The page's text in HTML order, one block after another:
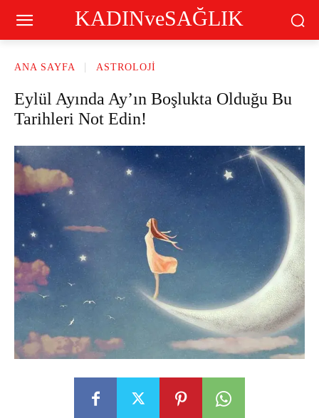
KADINveSAĞLIK
ANA SAYFA ASTROLOJI
Eylül Ayında Ay’ın Boşlukta Olduğu Bu
Tarihleri Not Edin!